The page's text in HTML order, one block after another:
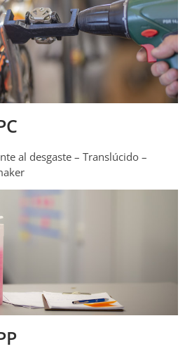
al desgaste – Translúcido –